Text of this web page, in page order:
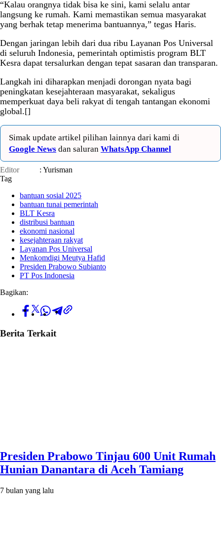
“Kalau orangnya tidak bisa ke sini, kami selalu antar
langsung ke rumah. Kami memastikan semua masyarakat
yang berhak tetap menerima bantuannya,” tegas Haris.
Dengan jaringan lebih dari dua ribu Layanan Pos Universal
di seluruh Indonesia, pemerintah optimistis program BLT
Kesra dapat tersalurkan dengan tepat sasaran dan transparan.
Langkah ini diharapkan menjadi dorongan nyata bagi
peningkatan kesejahteraan masyarakat, sekaligus
memperkuat daya beli rakyat di tengah tantangan ekonomi
global.[]
Simak update artikel pilihan lainnya dari kami di
Google News dan saluran WhatsApp Channel
Editor
: Yurisman
Tag
bantuan sosial 2025
bantuan tunai pemerintah
BLT Kesra
distribusi bantuan
ekonomi nasional
kesejahteraan rakyat
Layanan Pos Universal
Menkomdigi Meutya Hafid
Presiden Prabowo Subianto
PT Pos Indonesia
Bagikan:
Berita Terkait
Presiden Prabowo Tinjau 600 Unit Rumah
Hunian Danantara di Aceh Tamiang
7 bulan yang lalu